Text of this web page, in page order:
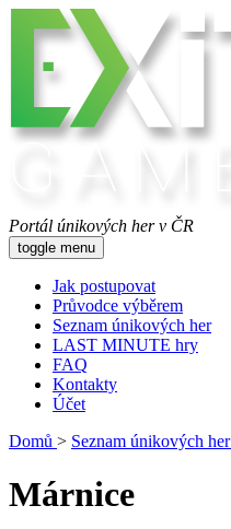
Portál únikových her v ČR
toggle menu
Jak postupovat
Průvodce výběrem
Seznam únikových her
LAST MINUTE hry
FAQ
Kontakty
Účet
Domů > Seznam únikových her
Márnice